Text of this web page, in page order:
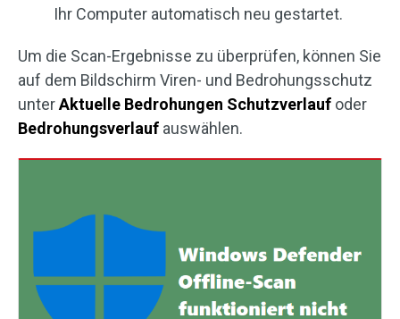
Ihr Computer automatisch neu gestartet.
Um die Scan-Ergebnisse zu überprüfen, können Sie
auf dem Bildschirm Viren- und Bedrohungsschutz
unterAktuelle Bedrohungen Schutzverlauf oder
Bedrohungsverlauf auswählen.